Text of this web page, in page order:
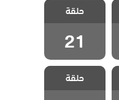
العالم لا يسعني
مدبلج الحلقة 21
حلقة
21
مسلسل هذا
العالم لا يسعني
مدبلج الحلقة 10
حلقة